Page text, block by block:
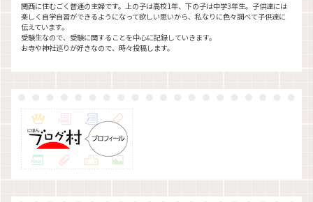
関西に住むごく普通の主婦です。上の子は高校1年、下の子は中学3年生。子供達には
楽しく自学自習ができるようになって欲しい思いから、私なりに色々調べて子供達に
伝えています。
受験生なので、受験に関することを中心に記録していきます。
お寺や神社巡りが好きなので、時々投稿します。